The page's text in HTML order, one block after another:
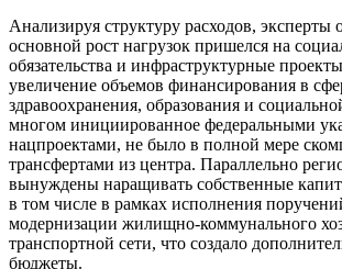
Анализируя структуру расходов, эксперты
основной рост нагрузок пришелся на
обязательства и инфраструктурные
увеличение объемов финансирования в
здравоохранения, образования и
многом инициированное федеральными
нацпроектами, не было в полной мере
трансфертами из центра. Параллельно
вынуждены наращивать собственные
в том числе в рамках исполнения
модернизации жилищно-коммунального
транспортной сети, что создало
бюджеты.